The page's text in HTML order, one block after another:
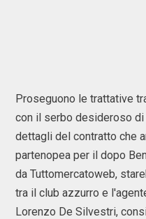
Proseguono le trattative
con il serbo desideroso
dettagli del contratto che
partenopea per il dopo
da Tuttomercatoweb,
tra il club azzurro e
Lorenzo De Silvestri,